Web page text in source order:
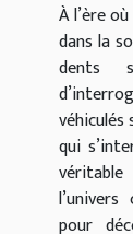
À l’ère
dans la
dents
véhiculés
qui
pour